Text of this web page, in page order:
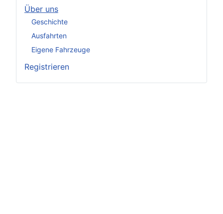
Über uns
Geschichte
Ausfahrten
Eigene Fahrzeuge
Registrieren